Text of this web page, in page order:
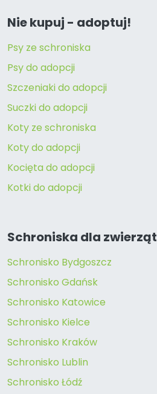
Nie kupuj - adoptuj!
Psy ze schroniska
Psy do adopcji
Szczeniaki do adopcji
Suczki do adopcji
Koty ze schroniska
Koty do adopcji
Kocięta do adopcji
Kotki do adopcji
Schroniska dla zwierząt
Schronisko Bydgoszcz
Schronisko Gdańsk
Schronisko Katowice
Schronisko Kielce
Schronisko Kraków
Schronisko Lublin
Schronisko Łódź